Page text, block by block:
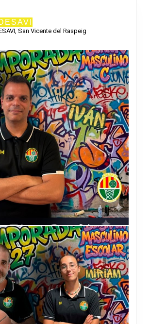
San Vicente del Raspeig